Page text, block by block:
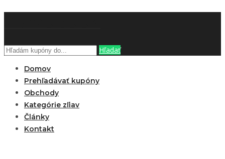
Hľadať
Domov
Prehľadávať kupóny
Obchody
Kategórie zľiav
Články
Kontakt